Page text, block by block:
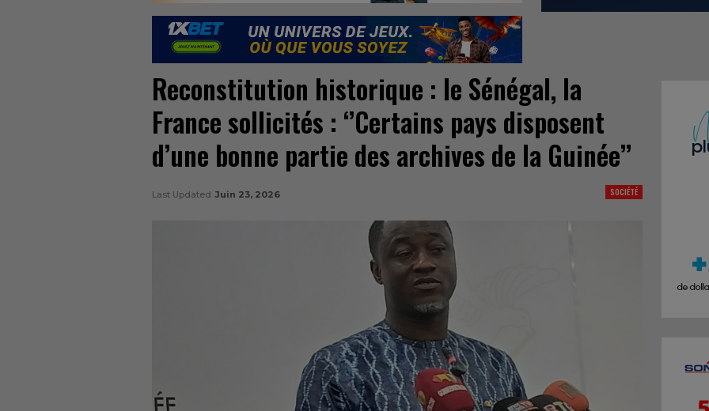
Reconstitution historique : le Sénégal, la
France sollicités : ‘’Certains pays disposent
d’une bonne partie des archives de la Guinée’’
SOCIÉTÉ
Last Updated Juin 23, 2026